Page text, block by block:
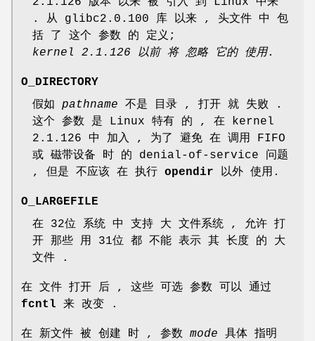
. 从 glibc2.0.100 库 以来 , 头文件 中 包
括 了 这个 参数 的 定义;
kernel 2.1.126 以前 将 忽略 它的 使用.
O_DIRECTORY
假如 pathname 不是 目录 , 打开 就 失败 .
这个 参数 是 Linux 特有 的 , 在 kernel
2.1.126 中 加入 , 为了 避免 在 调用 FIFO
或 磁带设备 时 的 denial-of-service 问题
, 但是 不应该 在 执行 opendir 以外 使用.
O_LARGEFILE
在 32位 系统 中 支持 大 文件系统 , 允许 打
开 那些 用 31位 都 不能 表示 其 长度 的 大
文件 .
在 文件 打开 后 , 这些 可选 参数 可以 通过
fcntl 来 改变 .
在 新文件 被 创建 时 , 参数 mode 具体 指明